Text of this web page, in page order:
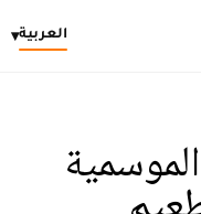
العربية▾
الموسمية